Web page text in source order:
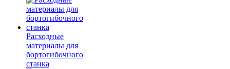
Расходные
материалы для
бортогибочного
станка